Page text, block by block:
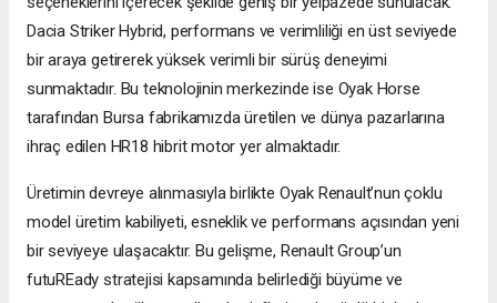
Dacia Striker Hybrid, performans ve verimliliği en üst seviyede
bir araya getirerek yüksek verimli bir sürüş deneyimi
sunmaktadır. Bu teknolojinin merkezinde ise Oyak Horse
tarafından Bursa fabrikamızda üretilen ve dünya pazarlarına
ihraç edilen HR18 hibrit motor yer almaktadır.
Üretimin devreye alınmasıyla birlikte Oyak Renault’nun çoklu
model üretim kabiliyeti, esneklik ve performans açısından yeni
bir seviyeye ulaşacaktır. Bu gelişme, Renault Group’un
futuREady stratejisi kapsamında belirlediği büyüme ve